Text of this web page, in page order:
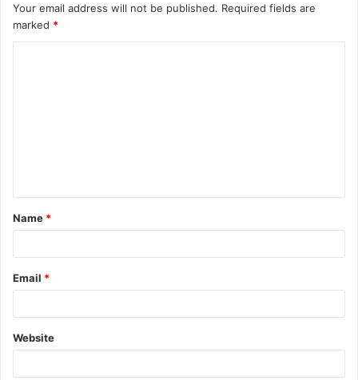
Your email address will not be published. Required fields are
marked *
Name *
Email *
Website